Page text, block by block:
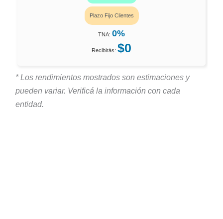
Plazo Fijo Clientes
TNA: 0%
Recibirás: $0
* Los rendimientos mostrados son estimaciones y
pueden variar. Verificá la información con cada
entidad.